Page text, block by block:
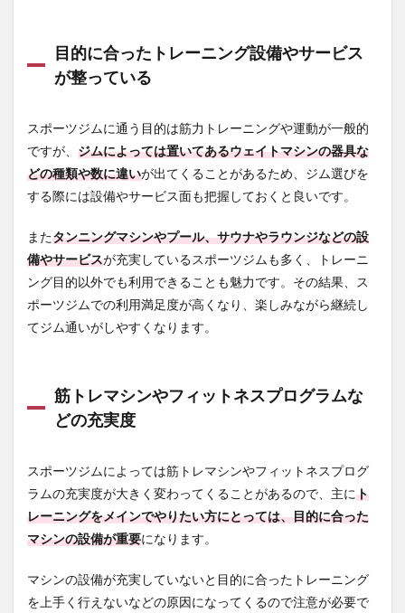
ガーメ）の
店舗情報
BODY
3.3.1
FORH
BODY
PERFORMANCE
BODY
PERFORMANCE
の店舗情報
3.4
リア
ルス
ィン
3.4.1
リアル
スィン
グの利
用料金
リアル
スィン
目的に合ったトレーニング設備やサービス
が整っている
スポーツジムに通う目的は筋力トレーニングや運動が一般的
ですが、 ジムによっては置いてあるウェイトマシンの器具な
どの種類や数に違いが出てくることがあるため、ジム選びを
する際には設備やサービス面も把握しておくと良いです。
またタンニングマシンやプール、サウナやラウンジなどの設
備やサービスが充実しているスポーツジムも多く、トレーニ
ング目的以外でも利用できることも魅力です。その結果、ス
ポーツジムでの利用満足度が高くなり、楽しみながら継続し
てジム通いがしやすくなります。
筋トレマシンやフィットネスプログラムな
どの充実度
スポーツジムによっては筋トレマシンやフィットネスプログ
ラムの充実度が大きく変わってくることがあるので、主にト
レーニングをメインでやりたい方にとっては、目的に合った
マシンの設備が重要になります。
マシンの設備が充実していないと目的に合ったトレーニング
を上手く行えないなどの原因になってくるので注意が必要で